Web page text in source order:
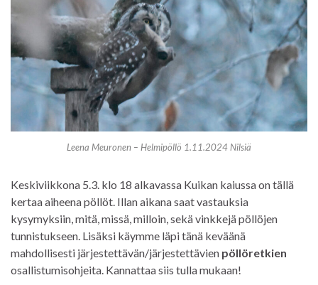
Leena Meuronen – Helmipöllö 1.11.2024 Nilsiä
Keskiviikkona 5.3. klo 18 alkavassa Kuikan kaiussa on tällä
kertaa aiheena pöllöt. Illan aikana saat vastauksia
kysymyksiin, mitä, missä, milloin, sekä vinkkejä pöllöjen
tunnistukseen. Lisäksi käymme läpi tänä keväänä
mahdollisesti järjestettävän/järjestettävien pöllöretkien
osallistumisohjeita. Kannattaa siis tulla mukaan!